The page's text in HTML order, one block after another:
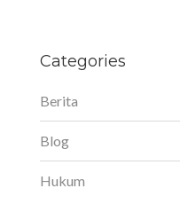
Categories
Berita
Blog
Hukum